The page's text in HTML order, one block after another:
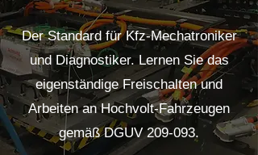
Der Standard für Kfz-Mechatroniker
und Diagnostiker. Lernen Sie das
eigenständige Freischalten und
Arbeiten an Hochvolt-Fahrzeugen
gemäß DGUV 209-093.